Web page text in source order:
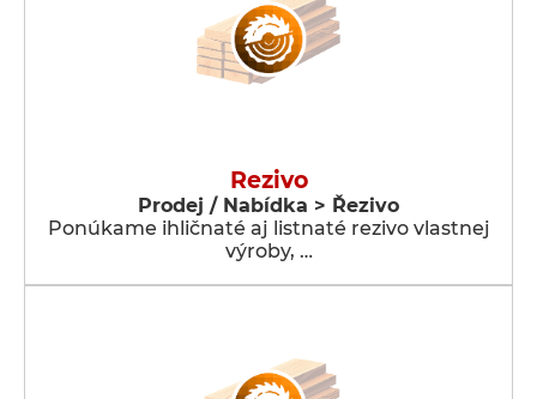
Rezivo
Prodej / Nabídka > Řezivo
Ponúkame ihličnaté aj listnaté rezivo vlastnej
výroby, …